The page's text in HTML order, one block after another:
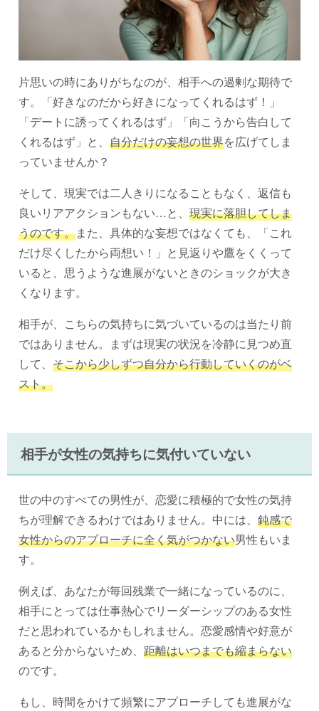
片思いの時にありがちなのが、相手への過剰な期待で
す。「好きなのだから好きになってくれるはず！」
「デートに誘ってくれるはず」「向こうから告白して
くれるはず」と、 自分だけの妄想の世界を広げてしま
っていませんか？
そして、現実では二人きりになることもなく、返信も
良いリアアクションもない…と、 現実に落胆してしま
うのです。また、具体的な妄想ではなくても、「これ
だけ尽くしたから両想い！」と見返りや鷹をくくって
いると、思うような進展がないときのショックが大き
くなります。
相手が、こちらの気持ちに気づいているのは当たり前
ではありません。まずは現実の状況を冷静に見つめ直
して、 そこから少しずつ自分から行動していくのがベ
スト。
相手が女性の気持ちに気付いていない
世の中のすべての男性が、恋愛に積極的で女性の気持
ちが理解できるわけではありません。中には、 鈍感で
女性からのアプローチに全く気がつかない男性もいま
す。
例えば、あなたが毎回残業で一緒になっているのに、
相手にとっては仕事熱心でリーダーシップのある女性
だと思われているかもしれません。恋愛感情や好意が
あると分からないため、 距離はいつまでも縮まらない
のです。
もし、時間をかけて頻繁にアプローチしても進展がな